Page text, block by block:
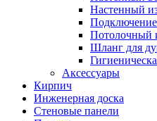
Настенный
Потолочный
Шланг для
Аксессуары
Кирпич
Инженерная доска
Стеновые панели